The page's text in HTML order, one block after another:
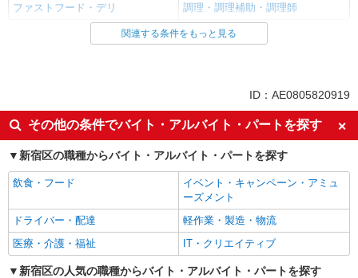
ファストフード・デリ 調理・調理補助・調理師
同じ雇用形態から四ツ谷駅の求人を探す
未経験歓迎
高校生OK
フリーター歓迎
ミドル（40代～）活躍中
エルダー（50代～）活躍中
シニア（60代～）活躍中
ボーナス・賞与あり
昇給あり
週2～3日勤務OK
短時間勤務（1日4h以内）OK
上場企業・上場企業のグループ会
社
扶養内勤務OK
交通費支給
社会保険あり
関連する条件をもっと見る
ID：AE0805820919
その他の条件でバイト・アルバイト・パートを探す
新宿区の職種からバイト・アルバイト・パートを探す
飲食・フード
イベント・キャンペーン・アミュ
ーズメント
ドライバー・配達
軽作業・製造・物流
医療・介護・福祉
IT・クリエイティブ
新宿区の人気の職種からバイト・アルバイト・パートを探す